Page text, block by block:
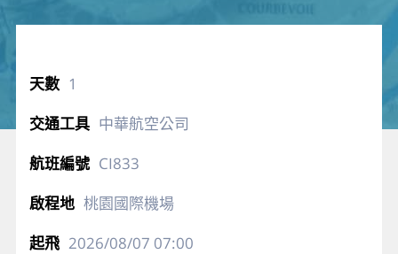
1
中華航空公司
CI833
桃園國際機場
2026/08/07 07:00